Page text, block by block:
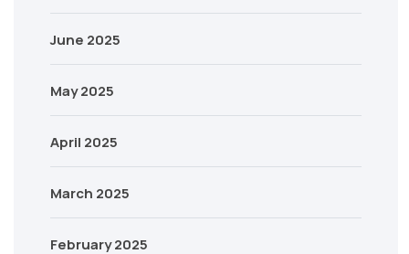
June 2025
May 2025
April 2025
March 2025
February 2025